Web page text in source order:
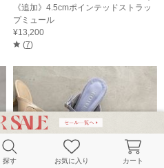
《追加》4.5cmポインテッドストラッ
プミュール
¥13,200
(7)
探す お気に入り カート